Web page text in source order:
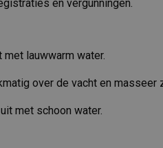
en vergunningen.
lauwwarm water.
over de vacht en masseer
met schoon water.